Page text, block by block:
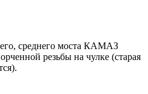
среднего моста КАМАЗ
резьбы на чулке (старая